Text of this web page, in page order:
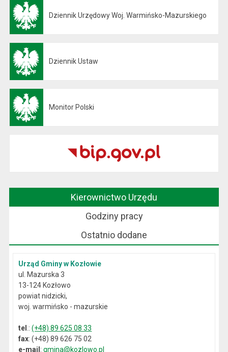
Dziennik Urzędowy Woj. Warmińsko-Mazurskiego
Dziennik Ustaw
Monitor Polski
Kierownictwo Urzędu
Godziny pracy
Ostatnio dodane
Urząd Gminy w Kozłowie
ul. Mazurska 3
13-124 Kozłowo
powiat nidzicki,
woj. warmińsko - mazurskie
tel .:(+48) 89 625 08 33
fax: (+48) 89 626 75 02
e-mail:gmina@kozlowo.pl